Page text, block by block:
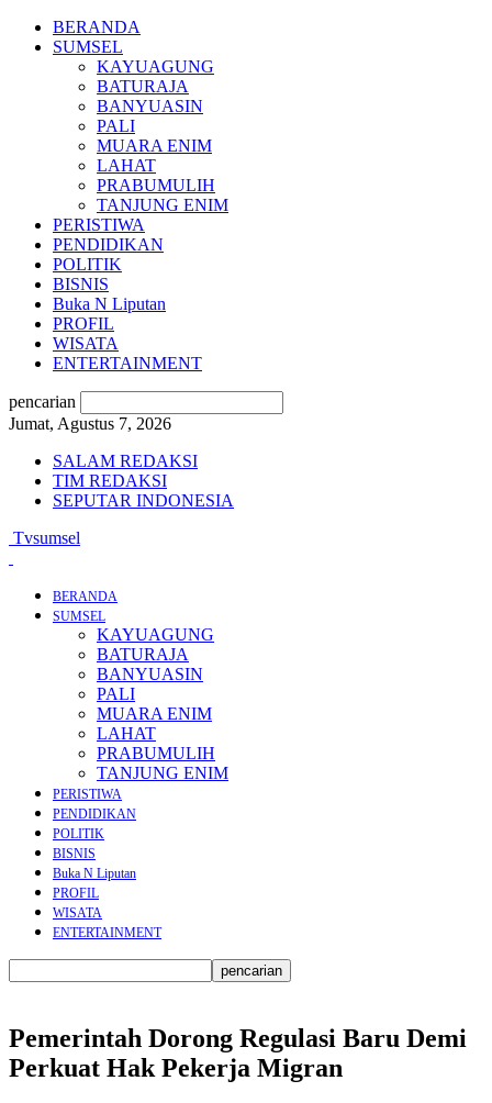
BERANDA
SUMSEL
KAYUAGUNG
BATURAJA
BANYUASIN
PALI
MUARA ENIM
LAHAT
PRABUMULIH
TANJUNG ENIM
PERISTIWA
PENDIDIKAN
POLITIK
BISNIS
Buka N Liputan
PROFIL
WISATA
ENTERTAINMENT
pencarian
Jumat, Agustus 7, 2026
SALAM REDAKSI
TIM REDAKSI
SEPUTAR INDONESIA
Tvsumsel
BERANDA
SUMSEL
KAYUAGUNG
BATURAJA
BANYUASIN
PALI
MUARA ENIM
LAHAT
PRABUMULIH
TANJUNG ENIM
PERISTIWA
PENDIDIKAN
POLITIK
BISNIS
Buka N Liputan
PROFIL
WISATA
ENTERTAINMENT
Pemerintah Dorong Regulasi Baru Demi
Perkuat Hak Pekerja Migran